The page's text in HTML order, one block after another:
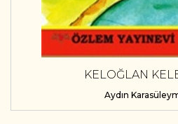
KELOĞLAN
Aydın